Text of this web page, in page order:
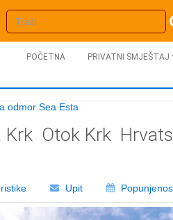
POČETNA PRIVATNI SMJEŠTAJ
odmor Sea Esta
Krk Otok Krk
Upit